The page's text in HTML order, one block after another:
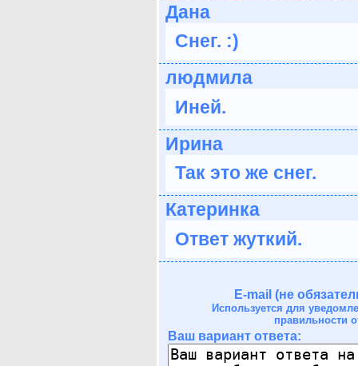
Дана
Снег. :)
людмила
Иней.
Ирина
Так это же снег.
Катеринка
Ответ жуткий.
E-mail (не
Используется для
правильности
Ваш вариант ответа: